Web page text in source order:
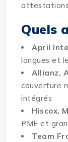
Quels
April
longues et
Allianz,
couverture
intégrés
Hiscox,
PME et
Team